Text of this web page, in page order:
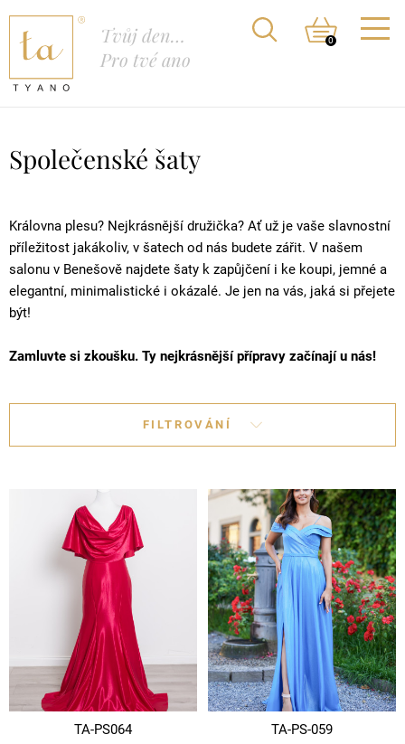
Tvůj den…
Pro tvé ano
0
Společenské šaty
Královna plesu? Nejkrásnější družička? Ať už je vaše slavnostní
příležitost jakákoliv, v šatech od nás budete zářit. V našem
salonu v Benešově najdete šaty k zapůjčení i ke koupi, jemné a
elegantní, minimalistické i okázalé. Je jen na vás, jaká si přejete
být!
Zamluvte si zkoušku. Ty nejkrásnější přípravy začínají u nás!
TA-PS064
TA-PS-059
FILTROVÁNÍ